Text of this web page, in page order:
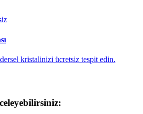
kristalinizi ücretsiz tespit edin.